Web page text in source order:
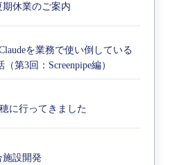
期休業のご案内
を業務で使い倒している
第3回：Screenpipe編）
に行ってきました
施設開発